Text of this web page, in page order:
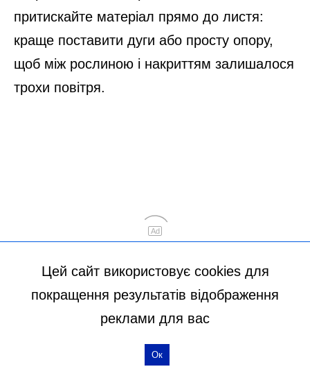
Цей сайт використовує cookies для
покращення результатів відображення
реклами для вас
Ок